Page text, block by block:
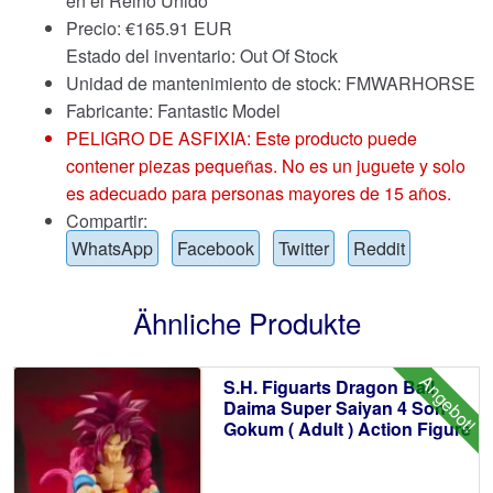
Precio: €165.91 EUR
Estado del inventario: Out Of Stock
Unidad de mantenimiento de stock: FMWARHORSE
Fabricante: Fantastic Model
PELIGRO DE ASFIXIA: Este producto puede
contener piezas pequeñas. No es un juguete y solo
es adecuado para personas mayores de 15 años.
Compartir:
WhatsApp
Facebook Twitter Reddit
Ähnliche Produkte
Angebot!
S.H. Figuarts Dragon Ball
Daima Super Saiyan 4 Son
Gokum ( Adult ) Action Figure